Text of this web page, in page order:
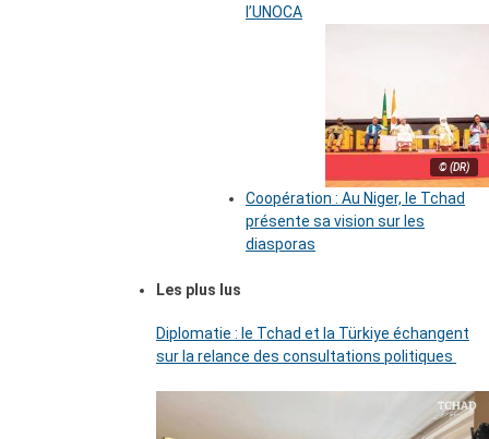
l’UNOCA
© (DR)
Coopération : Au Niger, le Tchad
présente sa vision sur les
diasporas
Les plus lus
Diplomatie : le Tchad et la Türkiye échangent
sur la relance des consultations politiques